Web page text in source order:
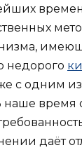
недорого
с одним из
наше
даёт